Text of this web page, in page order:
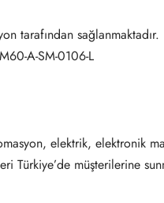
tarafından sağlanmaktadır.
A-SM-0106-L
elektrik, elektronik
Türkiye’de müşterilerine